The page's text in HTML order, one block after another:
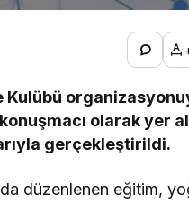
olarak yer
gerçekleştirildi.
düzenlenen eğitim,